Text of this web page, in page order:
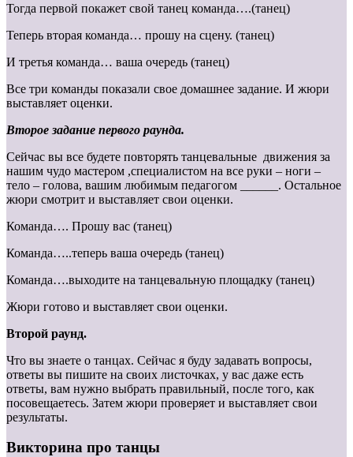
Тогда первой покажет свой танец команда….(танец)
Теперь вторая команда… прошу на сцену. (танец)
И третья команда… ваша очередь (танец)
Все три команды показали свое домашнее задание. И жюри
выставляет оценки.
Второе задание первого раунда.
Сейчас вы все будете повторять танцевальные движения за
нашим чудо мастером ,специалистом на все руки – ноги –
тело – голова, вашим любимым педагогом ______. Остальное
жюри смотрит и выставляет свои оценки.
Команда…. Прошу вас (танец)
Команда…..теперь ваша очередь (танец)
Команда….выходите на танцевальную площадку (танец)
Жюри готово и выставляет свои оценки.
Второй раунд.
Что вы знаете о танцах. Сейчас я буду задавать вопросы,
ответы вы пишите на своих листочках, у вас даже есть
ответы, вам нужно выбрать правильный, после того, как
посовещаетесь. Затем жюри проверяет и выставляет свои
результаты.
Викторина про танцы